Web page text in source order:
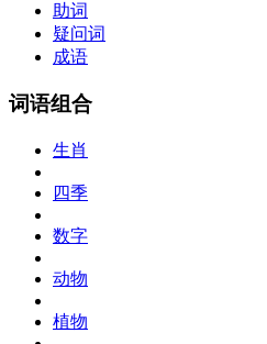
助词
疑问词
成语
词语组合
生肖
四季
数字
动物
植物